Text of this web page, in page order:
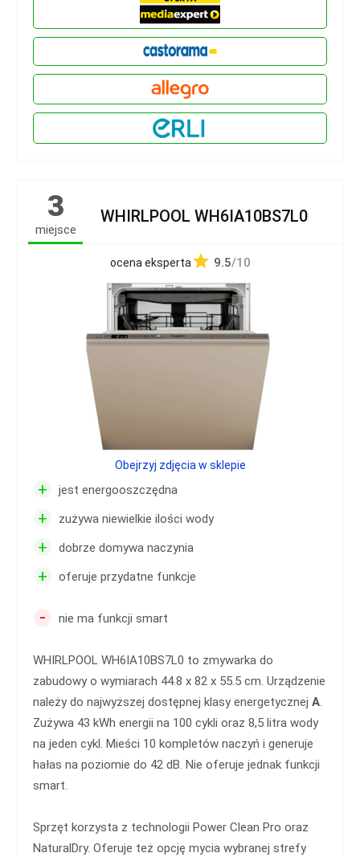
3
miejsce
WHIRLPOOL WH6IA10BS7L0
ocena eksperta 9.5/10
+ jest energooszczędna
+ zużywa niewielkie ilości wody
+ dobrze domywa naczynia
+ oferuje przydatne funkcje
- nie ma funkcji smart
WHIRLPOOL WH6IA10BS7L0 to zmywarka do
zabudowy o wymiarach 44.8 x 82 x 55.5 cm. Urządzenie
należy do najwyższej dostępnej klasy energetycznej A.
Zużywa 43 kWh energii na 100 cykli oraz 8,5 litra wody
na jeden cykl. Mieści 10 kompletów naczyń i generuje
hałas na poziomie do 42 dB. Nie oferuje jednak funkcji
smart.
Sprzęt korzysta z technologii Power Clean Pro oraz
NaturalDry. Oferuje też opcję mycia wybranej strefy
Obejrzyj zdjęcia w sklepie